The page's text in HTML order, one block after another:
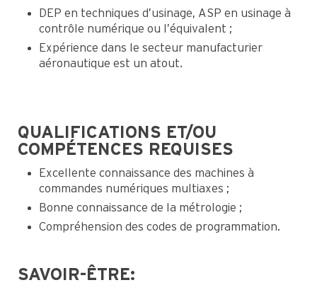
DEP en techniques d’usinage, ASP en usinage à
contrôle numérique ou l’équivalent ;
Expérience dans le secteur manufacturier
aéronautique est un atout.
QUALIFICATIONS ET/OU
COMPÉTENCES REQUISES
Excellente connaissance des machines à
commandes numériques multiaxes ;
Bonne connaissance de la métrologie ;
Compréhension des codes de programmation.
SAVOIR-ÊTRE: